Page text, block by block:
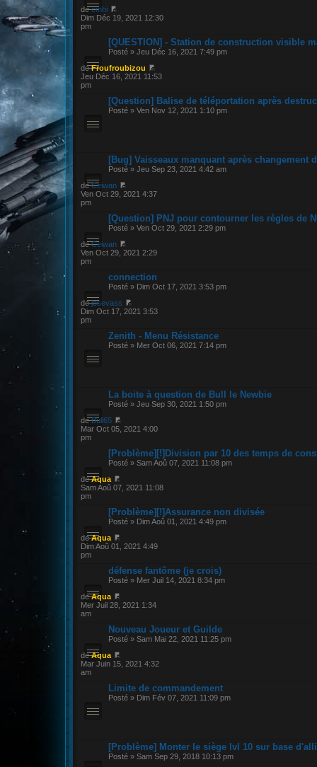
decmhi
Dim Déc 19, 2021 12:30
pm
[QUESTION] - Station de construction visible
Posté » Jeu Déc 16, 2021 7:49 pm
deFroufroubizou
Jeu Déc 16, 2021 11:53
pm
[Question] Balise de téléportation après
Posté » Ven Nov 12, 2021 1:10 pm
[Bug] Vaisseaux manquant après changement
Posté » Jeu Sep 23, 2021 4:42 am
deCeiwan
Ven Oct 29, 2021 4:37
pm
[Question] PNJ pour contourner les règles de
Posté » Ven Oct 29, 2021 2:29 pm
deCeiwan
Ven Oct 29, 2021 2:29
pm
connection
Posté » Dim Oct 17, 2021 3:53 pm
dejosevass
Dim Oct 17, 2021 3:53
pm
Zenith - Menu Résistance
Posté » Mer Oct 06, 2021 7:14 pm
La boite à question de Bull le Newbie
Posté » Jeu Sep 30, 2021 1:50 pm
deBull65
Mar Oct 05, 2021 4:00
pm
[Problème][!]Division par 10 des temps de
Posté » Sam Aoû 07, 2021 11:08 pm
deAqua
Sam Aoû 07, 2021 11:08
pm
[Problème][!]Assurance non divisée
Posté » Dim Aoû 01, 2021 4:49 pm
deAqua
Dim Aoû 01, 2021 4:49
pm
défense fantôme (je crois)
Posté » Mer Juil 14, 2021 8:34 pm
deAqua
Mer Juil 28, 2021 1:34
am
Nouveau Joueur et Guilde
Posté » Sam Mai 22, 2021 11:25 pm
deAqua
Mar Juin 15, 2021 4:32
am
Limite de commandement
Posté » Dim Fév 07, 2021 11:09 pm
[Problème] Monter le siège lvl 10 sur base
Posté » Sam Sep 29, 2018 10:13 pm